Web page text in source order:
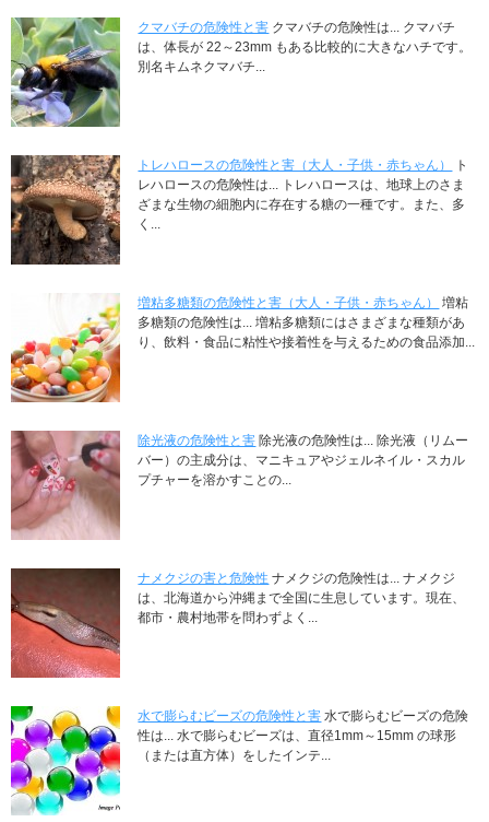
クマバチの危険性と害 クマバチの危険性は... クマバチ
は、体長が 22～23mm もある比較的に大きなハチです。
別名キムネクマバチ...
トレハロースの危険性と害（大人・子供・赤ちゃん）
ト
レハロースの危険性は... トレハロースは、地球上のさま
ざまな生物の細胞内に存在する糖の一種です。また、多
く...
増粘多糖類の危険性と害（大人・子供・赤ちゃん）
増粘
多糖類の危険性は... 増粘多糖類にはさまざまな種類があ
り、飲料・食品に粘性や接着性を与えるための食品添加...
除光液の危険性と害 除光液の危険性は... 除光液（リムー
バー）の主成分は、マニキュアやジェルネイル・スカル
プチャーを溶かすことの...
ナメクジの害と危険性 ナメクジの危険性は... ナメクジ
は、北海道から沖縄まで全国に生息しています。現在、
都市・農村地帯を問わずよく...
水で膨らむビーズの危険性と害 水で膨らむビーズの危険
性は... 水で膨らむビーズは、直径1mm～15mm の球形
（または直方体）をしたインテ...